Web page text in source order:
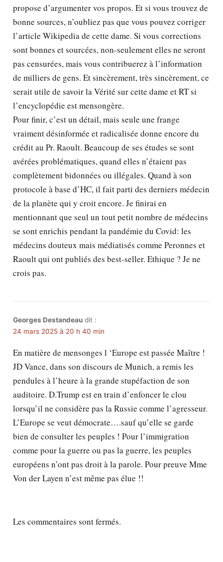
propose d’argumenter vos propos. Et si vous trouvez de
bonne sources, n’oubliez pas que vous pouvez corriger
l’article Wikipedia de cette dame. Si vous corrections
sont bonnes et sourcées, non-seulement elles ne seront
pas censurées, mais vous contribuerez à l’information
de milliers de gens. Et sincèrement, très sincèrement, ce
serait utile de savoir la Vérité sur cette dame et RT si
l’encyclopédie est mensongère.
Pour finir, c’est un détail, mais seule une frange
vraiment désinformée et radicalisée donne encore du
crédit au Pr. Raoult. Beaucoup de ses études se sont
avérées problématiques, quand elles n’étaient pas
complètement bidonnées ou illégales. Quand à son
protocole à base d’HC, il fait parti des derniers médecin
de la planète qui y croit encore. Je finirai en
mentionnant que seul un tout petit nombre de médecins
se sont enrichis pendant la pandémie du Covid: les
médecins douteux mais médiatisés comme Peronnes et
Raoult qui ont publiés des best-seller. Ethique ? Je ne
crois pas.
Georges Destandeau dit :
24 mars 2025 à 20 h 40 min
En matière de mensonges l ‘Europe est passée Maître !
JD Vance, dans son discours de Munich, a remis les
pendules à l’heure à la grande stupéfaction de son
auditoire. D.Trump est en train d’enfoncer le clou
lorsqu’il ne considère pas la Russie comme l’agresseur.
L’Europe se veut démocrate….sauf qu’elle se garde
bien de consulter les peuples ! Pour l’immigration
comme pour la guerre ou pas la guerre, les peuples
européens n’ont pas droit à la parole. Pour preuve Mme
Von der Layen n’est même pas élue !!
Les commentaires sont fermés.